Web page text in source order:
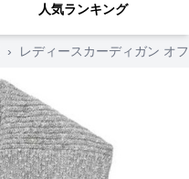
人気ランキング
› レディースカーディガン オ